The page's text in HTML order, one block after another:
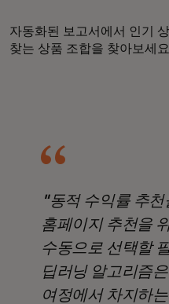
자동화된 보고서에서 인기
찾는 상품 조합을 찾아보세
"동적 수익률 추
홈페이지 추천을
수동으로 선택할
딥러닝 알고리즘
여정에서 차지하